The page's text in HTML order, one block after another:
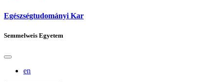
Egészségtudományi Kar
Semmelweis Egyetem
en